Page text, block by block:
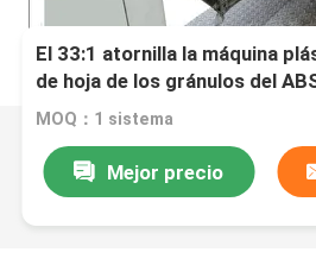
El 33:1 atornilla la máquina
de hoja de los gránulos del
ANIMAL DOMÉSTICO del ratio
MOQ：1 sistema
Mejor precio